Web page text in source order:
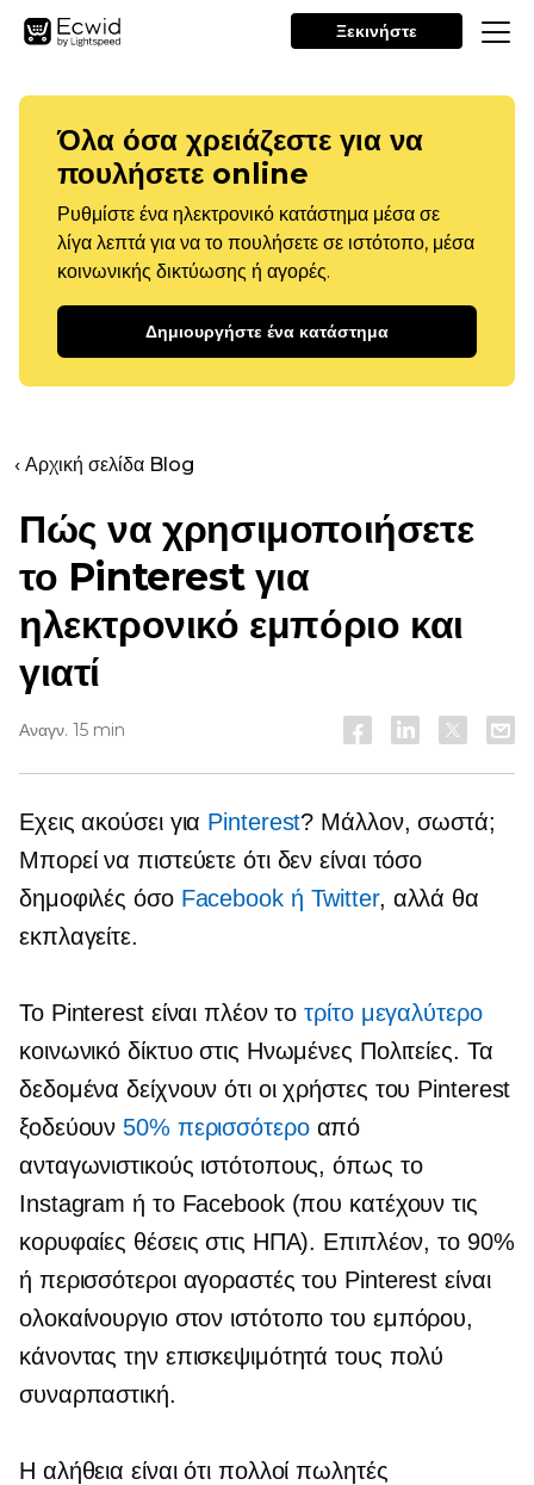
Ξεκινήστε
Όλα όσα χρειάζεστε για να
πουλήσετε online
Ρυθμίστε ένα ηλεκτρονικό κατάστημα μέσα σε
λίγα λεπτά για να το πουλήσετε σε ιστότοπο, μέσα
κοινωνικής δικτύωσης ή αγορές.
Δημιουργήστε ένα κατάστημα
‹ Αρχική σελίδα Blog
Πώς να χρησιμοποιήσετε
το Pinterest για
ηλεκτρονικό εμπόριο και
γιατί
Αναγν. 15 min
Εχεις ακούσει για Pinterest? Μάλλον, σωστά;
Μπορεί να πιστεύετε ότι δεν είναι τόσο
δημοφιλές όσο Facebook ή Twitter, αλλά θα
εκπλαγείτε.
Το Pinterest είναι πλέον τοτρίτο μεγαλύτερο
κοινωνικό δίκτυο στις Ηνωμένες Πολιτείες. Τα
δεδομένα δείχνουν ότι οι χρήστες του Pinterest
ξοδεύουν 50% περισσότεροαπό
ανταγωνιστικούς ιστότοπους, όπως το
Instagram ή το Facebook (που κατέχουν τις
κορυφαίες θέσεις στις ΗΠΑ). Επιπλέον, το 90%
ή περισσότεροι αγοραστές του Pinterest είναι
ολοκαίνουργιοστον ιστότοπο του εμπόρου,
κάνοντας την επισκεψιμότητά τους πολύ
συναρπαστική.
Η αλήθεια είναι ότι πολλοί πωλητές